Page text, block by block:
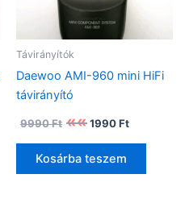
Távirányítók
Daewoo AMI-960 mini HiFi
távirányító
9990Ft
Original
price
was:
9990 Ft.
1990Ft
price
is:
Kosárba teszem